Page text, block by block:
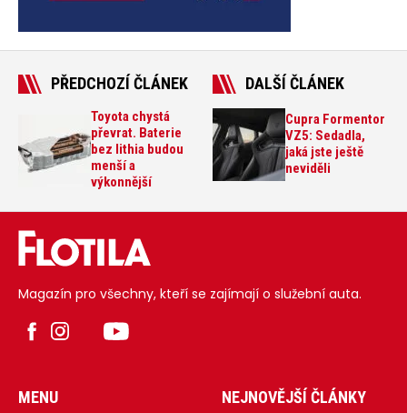
PŘEDCHOZÍ ČLÁNEK
Toyota chystá
převrat. Baterie
bez lithia budou
menší a
výkonnější
DALŠÍ ČLÁNEK
Cupra Formentor
VZ5: Sedadla,
jaká jste ještě
neviděli
Magazín pro všechny, kteří se zajímají o služební auta.
MENU NEJNOVĚJŠÍ ČLÁNKY